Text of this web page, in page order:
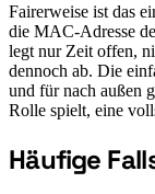
Fairerweise ist das
die MAC-Adresse
legt nur Zeit offen,
dennoch ab. Die
und für nach außen
Rolle spielt, eine
#
Häufige